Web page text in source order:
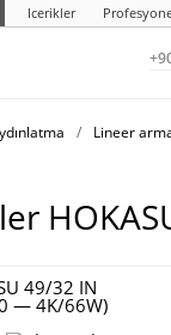
Icerikler
/ Lineer